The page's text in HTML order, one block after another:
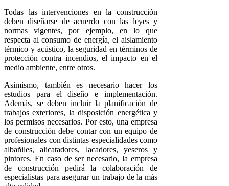
Todas las intervenciones en la construcción
deben diseñarse de acuerdo con las leyes y
normas vigentes, por ejemplo, en lo que
respecta al consumo de energía, el aislamiento
térmico y acústico, la seguridad en términos de
protección contra incendios, el impacto en el
medio ambiente, entre otros.
Asimismo, también es necesario hacer los
estudios para el diseño e implementación.
Además, se deben incluir la planificación de
trabajos exteriores, la disposición energética y
los permisos necesarios. Por esto, una empresa
de construcción debe contar con un equipo de
profesionales con distintas especialidades como
albañiles, alicatadores, lacadores, yeseros y
pintores. En caso de ser necesario, la empresa
de construcción pedirá la colaboración de
especialistas para asegurar un trabajo de la más